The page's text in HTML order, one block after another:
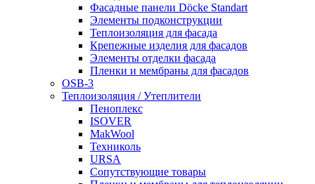
Фасадные панели Döcke Standart
Элементы подконструкции
Теплоизоляция для фасада
Крепежные изделия для фасадов
Элементы отделки фасада
Пленки и мембраны для фасадов
OSB-3
Теплоизоляция / Утеплители
Пеноплекс
ISOVER
MakWool
Техниколь
URSA
Сопутствующие товары